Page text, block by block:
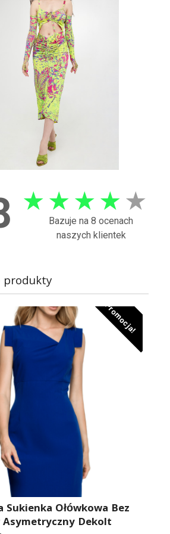
★ ★ ★ ★ ★
Bazuje na 8 ocenach
naszych klientek
produkty
Promocja!
Sukienka Ołówkowa Bez
Asymetryczny Dekolt